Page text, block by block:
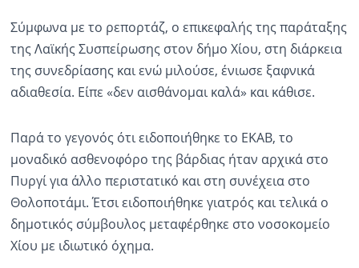
Πολιτισμός
Σύμφωνα με το ρεπορτάζ, ο επικεφαλής της παράταξης
της Λαϊκής Συσπείρωσης στον δήμο Χίου, στη διάρκεια
της συνεδρίασης και ενώ μιλούσε, ένιωσε ξαφνικά
αδιαθεσία. Είπε «δεν αισθάνομαι καλά» και κάθισε.
Παρά το γεγονός ότι ειδοποιήθηκε το ΕΚΑΒ, το
μοναδικό ασθενοφόρο της βάρδιας ήταν αρχικά στο
Πυργί για άλλο περιστατικό και στη συνέχεια στο
Θολοποτάμι. Έτσι ειδοποιήθηκε γιατρός και τελικά ο
δημοτικός σύμβουλος μεταφέρθηκε στο νοσοκομείο
Χίου με ιδιωτικό όχημα.